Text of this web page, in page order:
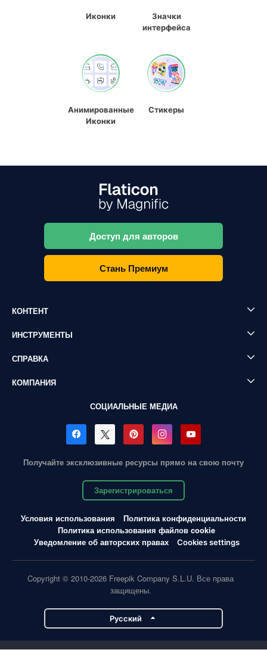
Иконки
Значки
интерфейса
Анимированные
Иконки
Стикеры
Доступ для авторов
Стань Премиум
КОНТЕНТ
ИНСТРУМЕНТЫ
СПРАВКА
КОМПАНИЯ
СОЦИАЛЬНЫЕ МЕДИА
Получайте эксклюзивные ресурсы прямо на свою почту
Зарегистрироваться
Условия использования
Политика конфиденциальности
Политика использования файлов cookie
Уведомление об авторских правах
Cookies settings
Copyright © 2010-2026 Freepik Company S.L.U. Все права
защищены.
Pусский